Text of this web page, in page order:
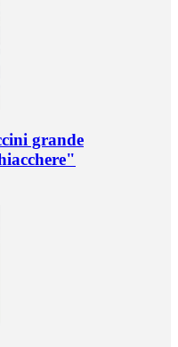
grande